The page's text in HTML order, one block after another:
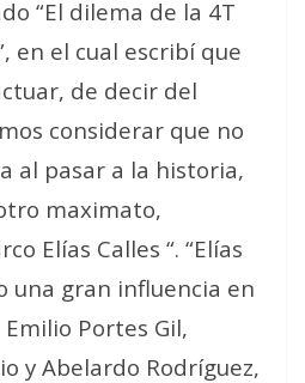
“El dilema de la 4T
en el cual escribí que
de decir del
considerar que no
al pasar a la historia,
maximato,
Elías Calles “. “Elías
una gran influencia en
Portes Gil,
y Abelardo Rodríguez,